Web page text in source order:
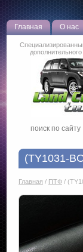
Главная О нас
(TY1031-
Главная / ПТФ /